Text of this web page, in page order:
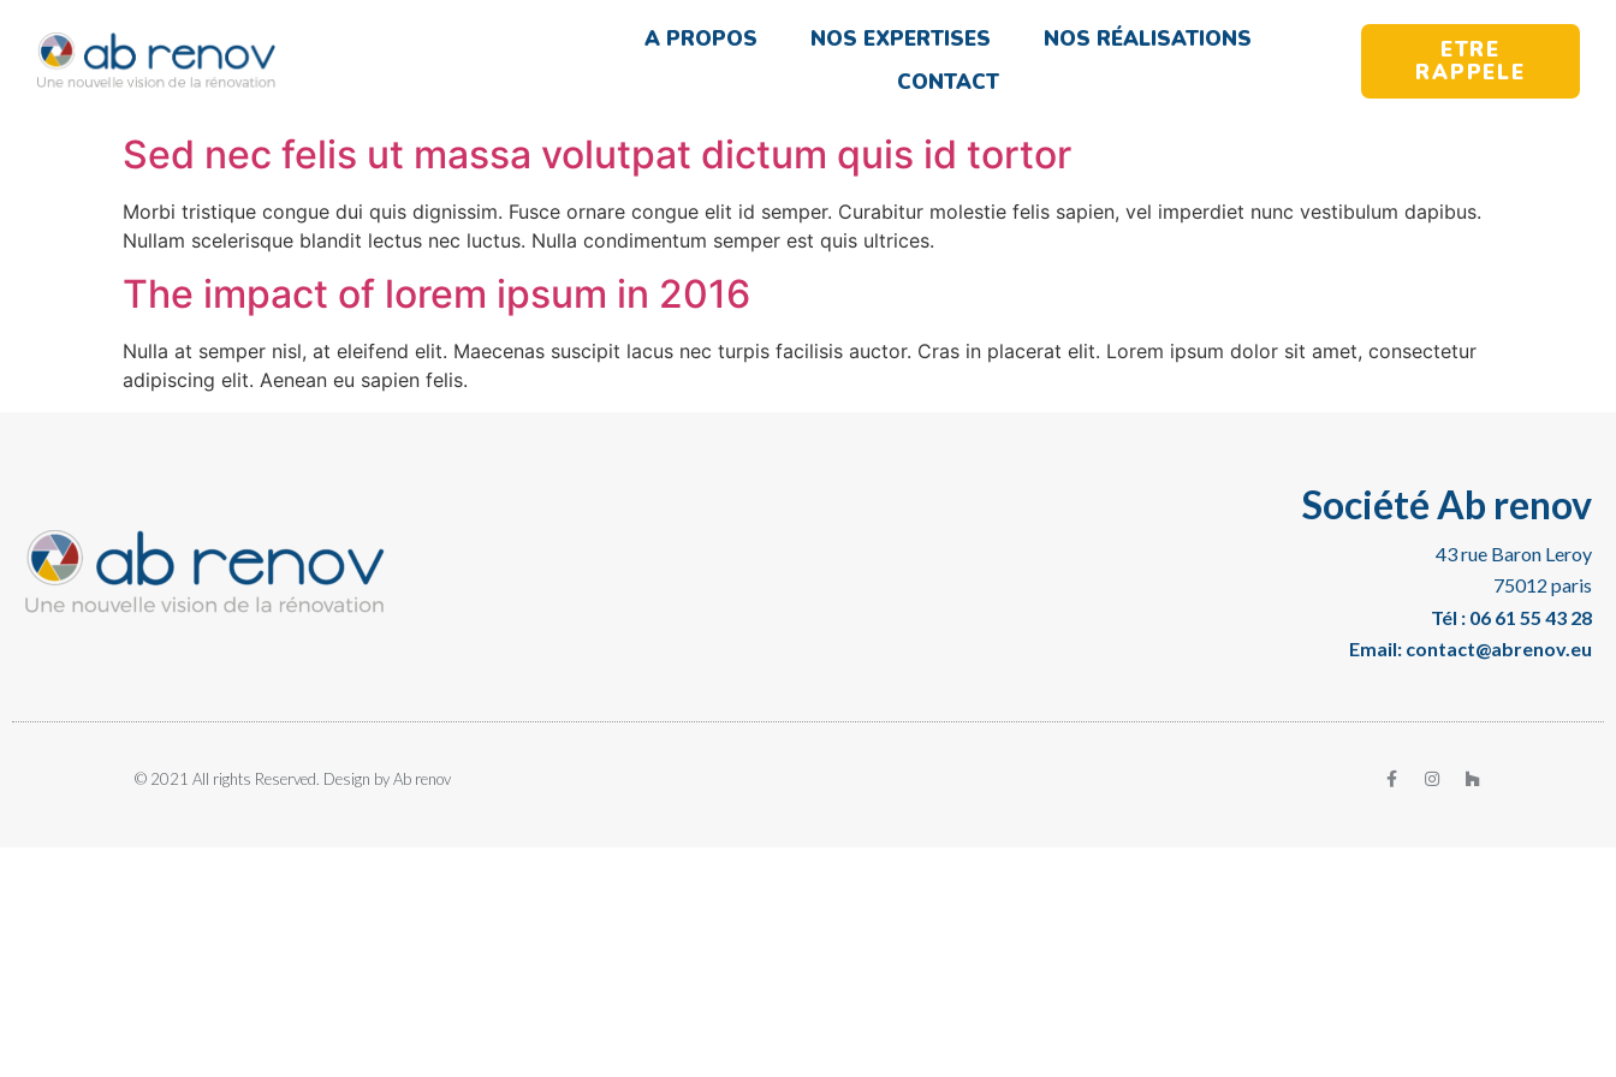
A PROPOS NOS EXPERTISES
NOS RÉALISATIONS
CONTACT
ETRE
RAPPELE
Sed nec felis ut massa volutpat dictum quis id tortor
Morbi tristique congue dui quis dignissim. Fusce ornare congue elit id semper. Curabitur molestie felis sapien, vel imperdiet nunc vestibulum dapibus.
Nullam scelerisque blandit lectus nec luctus. Nulla condimentum semper est quis ultrices.
The impact of lorem ipsum in 2016
Nulla at semper nisl, at eleifend elit. Maecenas suscipit lacus nec turpis facilisis auctor. Cras in placerat elit. Lorem ipsum dolor sit amet, consectetur
adipiscing elit. Aenean eu sapien felis.
Société Ab renov
43 rue Baron Leroy
75012 paris
Tél : 06 61 55 43 28
Email: contact@abrenov.eu
© 2021 All rights Reserved. Design by Ab renov